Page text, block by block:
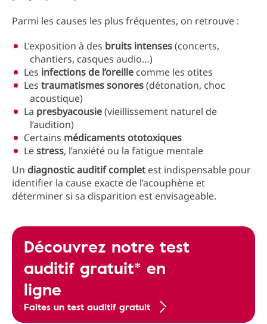
Parmi les causes les plus fréquentes, on retrouve :
L’exposition à des bruits intenses(concerts,
chantiers, casques audio…)
Les infections de l’oreille comme les otites
Les traumatismes sonores(détonation, choc
acoustique)
La presbyacousie(vieillissement naturel de
l’audition)
Certains médicaments ototoxiques
Lestress, l’anxiété ou la fatigue mentale
Un diagnostic auditif complet est indispensable pour
identifier la cause exacte de l’acouphène et
déterminer si sa disparition est envisageable.
Découvrez notre test
auditif gratuit* en
ligne
Faites un test auditif gratuit